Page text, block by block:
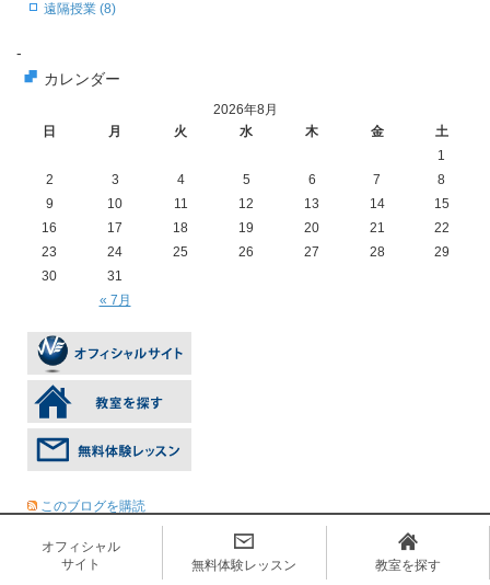
遠隔授業 (8)
-
カレンダー
2026年8月
日
月 火 水 木 金 土
« 7月
1
2
3 4 5 6 7
8
9
10 11 12 13 14
15
16
17 18 19 20 21
22
23
24 25 26 27 28
29
30
31
このブログを購読
オフィシャル
サイト
無料体験レッスン 教室を探す